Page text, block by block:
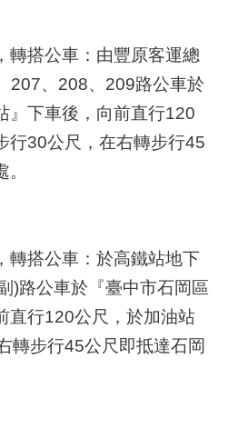
轉搭公車：由豐原客運總
207、208、209路公車於
』下車後，向前直行120
行30公尺，在右轉步行45
轉搭公車：於高鐵站地下
)路公車於『臺中市石岡區
直行120公尺，於加油站
轉步行45公尺即抵達石岡